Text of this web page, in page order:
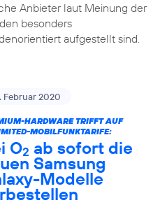
Anbieter laut Meinung der
besonders
aufgestellt sind.
Februar 2020
HARDWARE TRIFFT AUF
MOBILFUNKTARIFE:
O2 ab sofort die
Samsung
Modelle